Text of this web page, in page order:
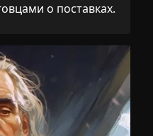
о поставках.